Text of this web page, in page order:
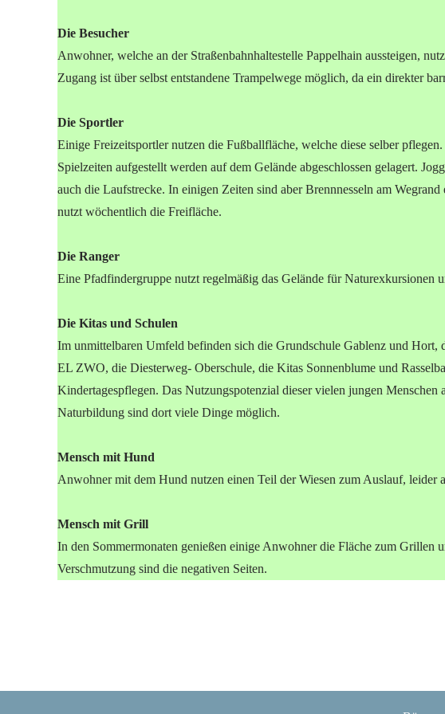
Die Besucher
Anwohner, welche an der Straßenbahnhaltestelle Pappelhain aussteigen,
Zugang ist über selbst entstandene Trampelwege möglich, da ein direkter
Die Sportler
Einige Freizeitsportler nutzen die Fußballfläche, welche diese selber
Spielzeiten aufgestellt werden auf dem Gelände abgeschlossen gelagert.
auch die Laufstrecke. In einigen Zeiten sind aber Brennnesseln am
nutzt wöchentlich die Freifläche.
Die Ranger
Eine Pfadfindergruppe nutzt regelmäßig das Gelände für Naturexkursionen
Die Kitas und Schulen
Im unmittelbaren Umfeld befinden sich die Grundschule Gablenz und
EL ZWO, die Diesterweg- Oberschule, die Kitas Sonnenblume und
Kindertagespflegen. Das Nutzungspotenzial dieser vielen jungen
Naturbildung sind dort viele Dinge möglich.
Mensch mit Hund
Anwohner mit dem Hund nutzen einen Teil der Wiesen zum Auslauf, leider
Mensch mit Grill
In den Sommermonaten genießen einige Anwohner die Fläche zum Grillen
Verschmutzung sind die negativen Seiten.